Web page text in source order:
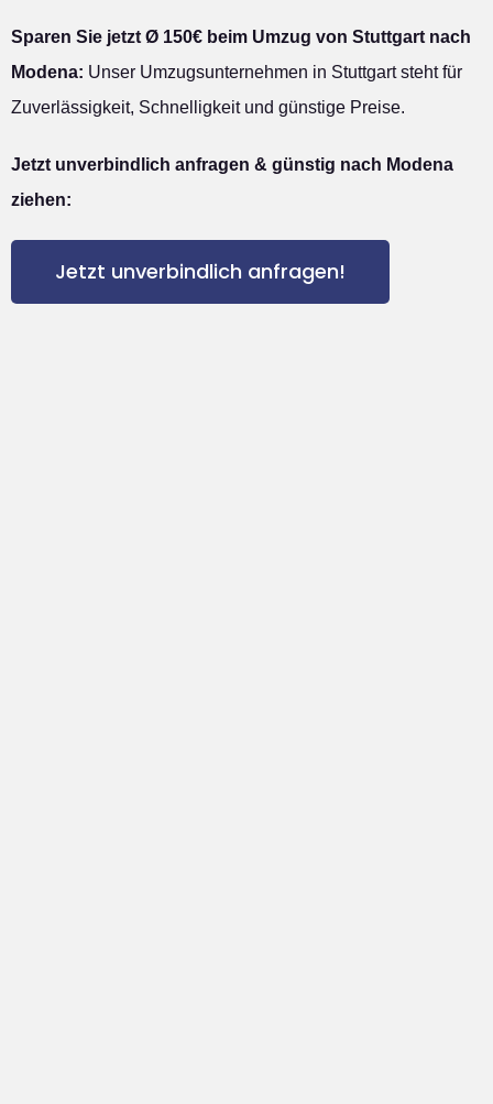
Sparen Sie jetzt Ø 150€ beim Umzug von Stuttgart nach
Modena: Unser Umzugsunternehmen in Stuttgart steht für
Zuverlässigkeit, Schnelligkeit und günstige Preise.
Jetzt unverbindlich anfragen & günstig nach Modena
ziehen:
Jetzt unverbindlich anfragen!